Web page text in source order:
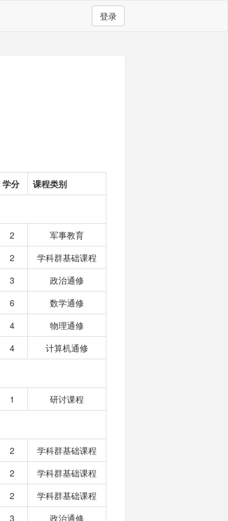
登录
学分 课程类别
2
军事教育
2
学科群基础课程
3
政治通修
6
数学通修
4
物理通修
4 计算机通修
1 研讨课程
2
学科群基础课程
2
学科群基础课程
2
学科群基础课程
3
政治通修